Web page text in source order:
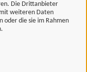
Die Drittanbieter
weiteren Daten
oder die sie im Rahmen